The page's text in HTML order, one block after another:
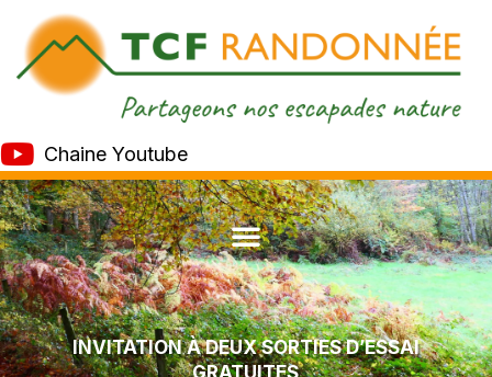
Chaine Youtube
INVITATION À DEUX SORTIES D’ESSAI